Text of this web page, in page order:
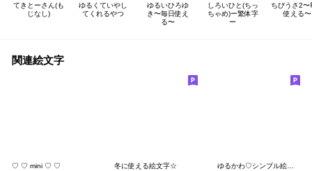
てきとーさん(も
じなし)
ゆるくていやし
てくれるやつ
ゆるいひろゆ
き〜毎日使え
る〜
しろいひと(ちっ
ちゃめ)ー繁体字
ー
ちびうさ2〜
使える〜
関連絵文字
♡ ♡ mini ♡ ♡ 冬に使える絵文字☆ ゆるかわ♡シンプル絵文字(3)